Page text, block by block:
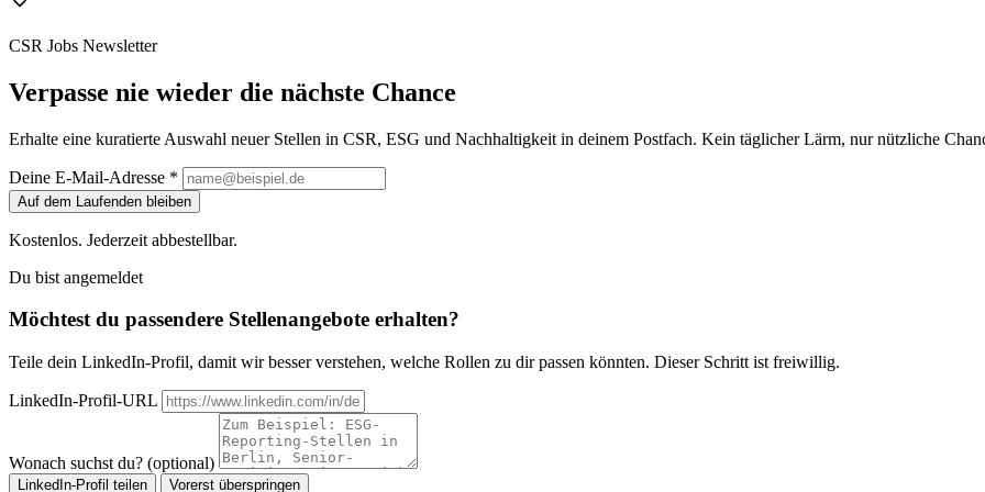
CSR Jobs Newsletter
Verpasse nie wieder die nächste Chance
Erhalte eine kuratierte Auswahl neuer Stellen in CSR, ESG und Nachhaltigkeit in deinem Postfach. Kein täglicher Lärm, nur nützliche
Deine E-Mail-Adresse *
Auf dem Laufenden bleiben
Kostenlos. Jederzeit abbestellbar.
Du bist angemeldet
Möchtest du passendere Stellenangebote erhalten?
Teile dein LinkedIn-Profil, damit wir besser verstehen, welche Rollen zu dir passen könnten. Dieser Schritt ist freiwillig.
LinkedIn-Profil-URL
Wonach suchst du? (optional)
LinkedIn-Profil teilen Vorerst überspringen